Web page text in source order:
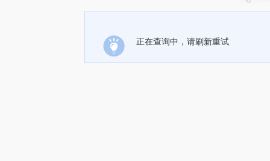
正在查询中，请刷新重试